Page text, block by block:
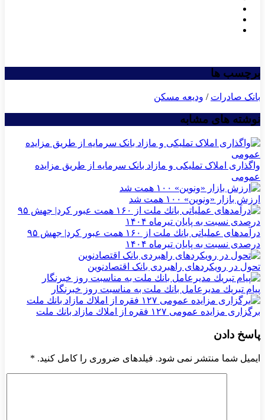
برچسب ها
بانک صادرات / ودیعه مسکن
نوشته های مشابه
واگذاری املاک تملیکی و مازاد بانک سرمایه از طریق مزایده
عمومی
ارزش بازار «ونوین» ۱۰۰ همت شد
درآمدهای عملیاتی بانك ملت از ۱۶۰ همت عبور كرد| جهش ۹۵
درصدی نسبت به پایان تیرماه ۱۴۰۴
تحول در رویکردهای راهبردی بانک اقتصادنوین
پیام تبریك مدیرعامل بانك ملت به مناسبت روز خبرنگار
برگزاری مزایده عمومی ۱۲۷ فقره از املاك مازاد بانك ملت
پاسخ دادن
ایمیل شما منتشر نمی شود. فیلدهای ضروری را کامل کنید. *